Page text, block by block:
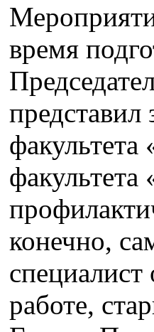
время
представил
конечно,
специалист
работе,